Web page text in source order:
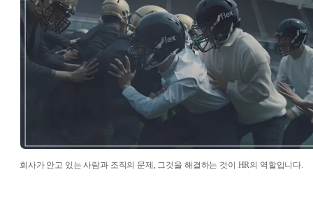
회사가 안고 있는 사람과 조직의 문제, 그것을 해결하는 것이 HR의 역할입니다.